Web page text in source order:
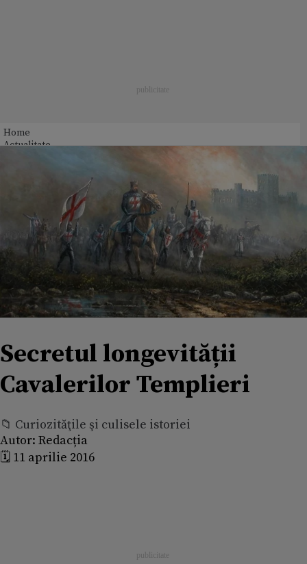
Home
Actualitate
Secretul longevității
Cavalerilor Templieri
📁 Curiozităţile şi culisele istoriei
Autor: Redacția
🗓️ 11 aprilie 2016